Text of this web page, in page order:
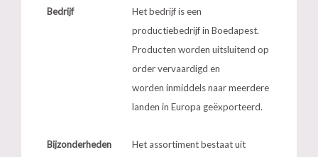
Bedrijf
Het bedrijf is een
productiebedrijf in Boedapest.
Producten worden uitsluitend op
order vervaardigd en
worden inmiddels naar meerdere
landen in Europa geëxporteerd.
Bijzonderheden
Het assortiment bestaat uit